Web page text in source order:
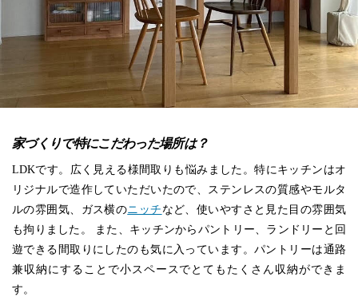
家づくりで特にこだわった場所は？
LDKです。広く見える様間取りも悩みました。特にキッチンはオ
リジナルで造作していただいたので、ステンレスの質感やモルタ
ルの雰囲気、ガス横のニッチ など、使いやすさと見た目の雰囲気
も拘りました。 また、キッチンからパントリー、ランドリーと回
遊できる間取りにしたのも気に入っています。パントリーは通路
兼収納にすることで小スペースでとてもたくさん収納ができま
す。